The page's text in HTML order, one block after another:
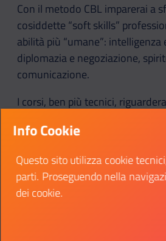
Con il metodo CBL imparerai a
cosiddette “soft skills”
abilità più “umane”:
diplomazia e negoziazione,
comunicazione.
I corsi, ben più tecnici,
avanzati, dagli schemi di
sulle app, fino alle
server-side, SQL e NoSQL.
Info Cookie
Questo sito utilizza cookie
parti. Proseguendo nella
dei cookie.